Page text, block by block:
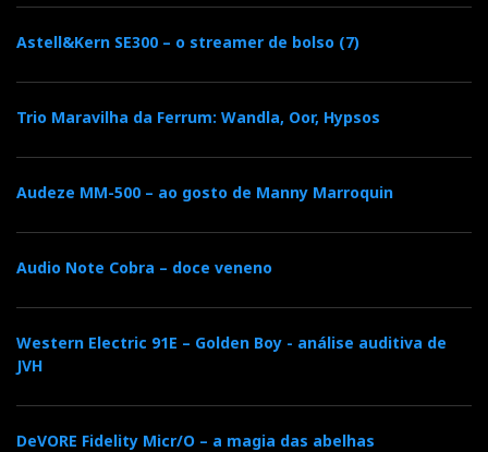
Astell&Kern SE300 – o streamer de bolso (7)
Trio Maravilha da Ferrum: Wandla, Oor, Hypsos
Audeze MM-500 – ao gosto de Manny Marroquin
Audio Note Cobra – doce veneno
Western Electric 91E – Golden Boy - análise auditiva de
JVH
DeVORE Fidelity Micr/O – a magia das abelhas